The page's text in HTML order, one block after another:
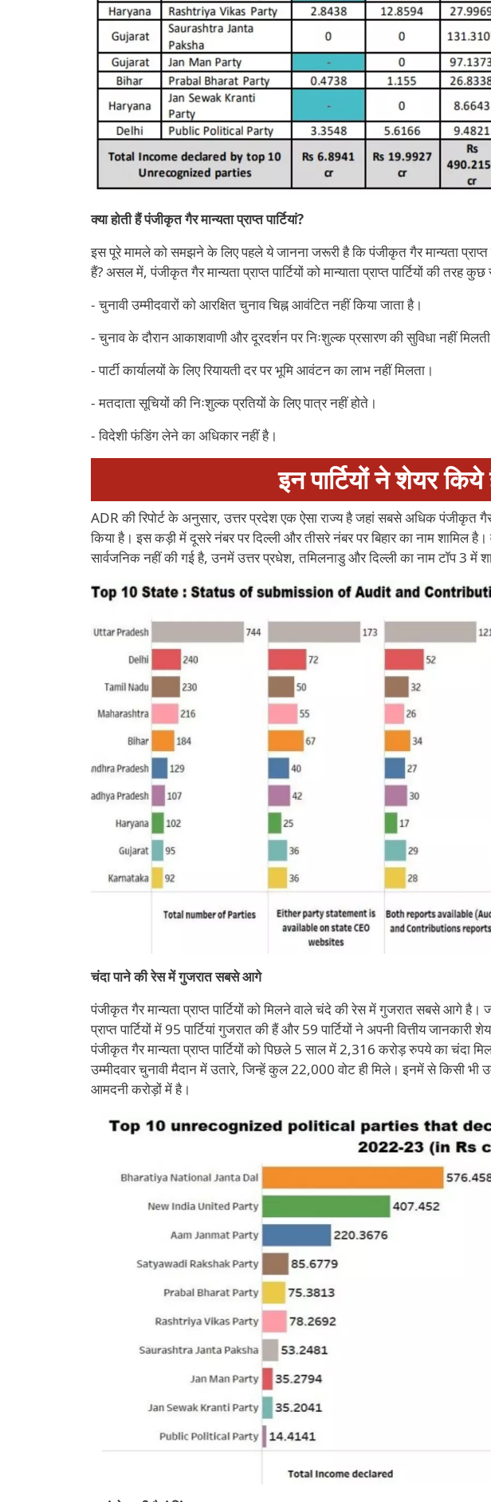
क्या होती हैं पंजीकृत गैर मान्यता प्राप्त पार्टियां?
इस पूरे मामले को समझने के लिए पहले ये जानना जरूरी है कि पंजीकृत गैर मान्यता प्राप्त
हैं? असल में, पंजीकृत गैर मान्यता प्राप्त पार्टियों को मान्याता प्राप्त पार्टियों की तरह
- चुनावी उम्मीदवारों को आरक्षित चुनाव चिह्न आवंटित नहीं किया जाता है।
- चुनाव के दौरान आकाशवाणी और दूरदर्शन पर निःशुल्क प्रसारण की सुविधा नहीं
- पार्टी कार्यालयों के लिए रियायती दर पर भूमि आवंटन का लाभ नहीं मिलता।
- मतदाता सूचियों की निःशुल्क प्रतियों के लिए पात्र नहीं होते।
- विदेशी फंडिंग लेने का अधिकार नहीं है।
इन पार्टियों ने शेयर
ADR की रिपोर्ट के अनुसार, उत्तर प्रदेश एक ऐसा राज्य है जहां सबसे अधिक पंजीकृत गैर
किया है। इस कड़ी में दूसरे नंबर पर दिल्ली और तीसरे नंबर पर बिहार का नाम शामिल
सार्वजनिक नहीं की गई है, उनमें उत्तर प्रधेश, तमिलनाडु और दिल्ली का नाम टॉप 3 में
चंदा पाने की रेस में गुजरात सबसे आगे
पंजीकृत गैर मान्यता प्राप्त पार्टियों को मिलने वाले चंदे की रेस में गुजरात सबसे आगे
प्राप्त पार्टियों में 95 पार्टियां गुजरात की हैं और 59 पार्टियों ने अपनी वित्तीय
पंजीकृत गैर मान्यता प्राप्त पार्टियों को पिछले 5 साल में 2,316 करोड़ रुपये का चंदा
उम्मीदवार चुनावी मैदान में उतारे, जिन्हें कुल 22,000 वोट ही मिले। इनमें से किसी भी
आमदनी करोड़ों में है।